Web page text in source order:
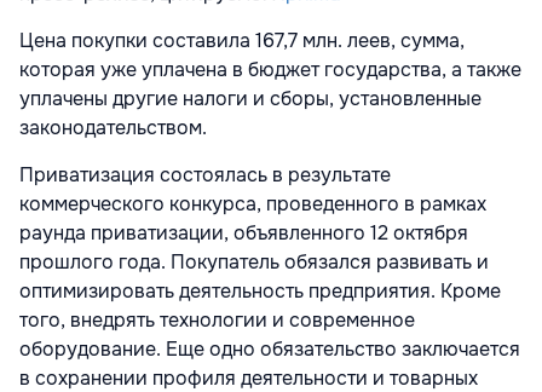
Цена покупки составила 167,7 млн. леев, сумма,
которая уже уплачена в бюджет государства, а также
уплачены другие налоги и сборы, установленные
законодательством.
Приватизация состоялась в результате
коммерческого конкурса, проведенного в рамках
раунда приватизации, объявленного 12 октября
прошлого года. Покупатель обязался развивать и
оптимизировать деятельность предприятия. Кроме
того, внедрять технологии и современное
оборудование. Еще одно обязательство заключается
в сохранении профиля деятельности и товарных